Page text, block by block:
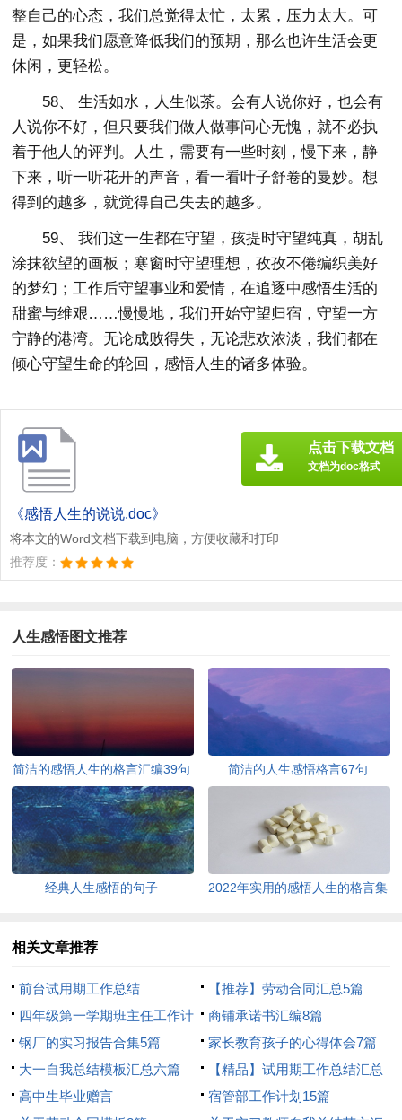
整自己的心态，我们总觉得太忙，太累，压力太大。可
是，如果我们愿意降低我们的预期，那么也许生活会更
休闲，更轻松。
58、 生活如水，人生似茶。会有人说你好，也会有
人说你不好，但只要我们做人做事问心无愧，就不必执
着于他人的评判。人生，需要有一些时刻，慢下来，静
下来，听一听花开的声音，看一看叶子舒卷的曼妙。想
得到的越多，就觉得自己失去的越多。
59、 我们这一生都在守望，孩提时守望纯真，胡乱
涂抹欲望的画板；寒窗时守望理想，孜孜不倦编织美好
的梦幻；工作后守望事业和爱情，在追逐中感悟生活的
甜蜜与维艰……慢慢地，我们开始守望归宿，守望一方
宁静的港湾。无论成败得失，无论悲欢浓淡，我们都在
倾心守望生命的轮回，感悟人生的诸多体验。
《感悟人生的说说.doc》
将本文的Word文档下载到电脑，方便收藏和打印
推荐度：
点击下载文档
文档为doc格式
人生感悟图文推荐
简洁的感悟人生的格言汇编39句 简洁的人生感悟格言67句
经典人生感悟的句子
2022年实用的感悟人生的格言集
相关文章推荐
前台试用期工作总结
【推荐】劳动合同汇总5篇
四年级第一学期班主任工作计
划
商铺承诺书汇编8篇
钢厂的实习报告合集5篇
家长教育孩子的心得体会7篇
大一自我总结模板汇总六篇
【精品】试用期工作总结汇总
七篇
高中生毕业赠言
宿管部工作计划15篇